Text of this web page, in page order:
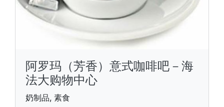
阿罗玛（芳香）意式咖啡吧－海
法大购物中心
奶制品, 素食